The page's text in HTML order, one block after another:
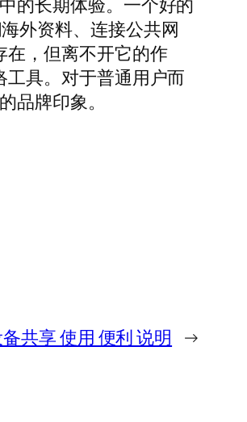
的长期体验。一个好的
外资料、连接公共网
在，但离不开它的作
工具。对于普通用户而
品牌印象。
共享 使用 便利 说明 →